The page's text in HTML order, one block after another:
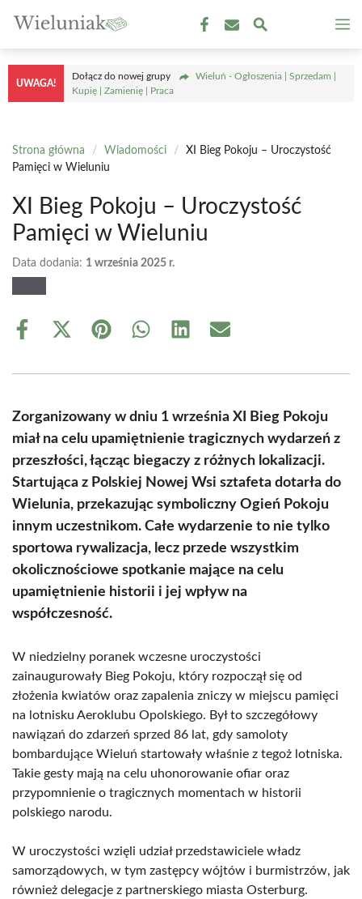
treści
UWAGA!
Dołącz do nowej grupy
Wieluń - Ogłoszenia | Sprzedam |
Kupię | Zamienię | Praca
Strona główna / Wiadomości /
XI Bieg Pokoju – Uroczystość
Pamięci w Wieluniu
XI Bieg Pokoju – Uroczystość
Pamięci w Wieluniu
Data dodania: 1 września 2025 r.
Share
Share
(Twitter)
Share Share Share Share
Zorganizowany w dniu 1 września XI Bieg Pokoju
miał na celu upamiętnienie tragicznych wydarzeń z
przeszłości, łącząc biegaczy z różnych lokalizacji.
Startująca z Polskiej Nowej Wsi sztafeta dotarła do
Wielunia, przekazując symboliczny Ogień Pokoju
innym uczestnikom. Całe wydarzenie to nie tylko
sportowa rywalizacja, lecz przede wszystkim
okolicznościowe spotkanie mające na celu
upamiętnienie historii i jej wpływ na
współczesność.
W niedzielny poranek wczesne uroczystości
zainaugurowały Bieg Pokoju, który rozpoczął się od
złożenia kwiatów oraz zapalenia zniczy w miejscu pamięci
na lotnisku Aeroklubu Opolskiego. Był to szczegółowy
nawiązań do zdarzeń sprzed 86 lat, gdy samoloty
bombardujące Wieluń startowały właśnie z tegoż lotniska.
Takie gesty mają na celu uhonorowanie ofiar oraz
przypomnienie o tragicznych momentach w historii
polskiego narodu.
W uroczystości wzięli udział przedstawiciele władz
samorządowych, w tym zastępcy wójtów i burmistrzów, jak
również delegacje z partnerskiego miasta Osterburg.